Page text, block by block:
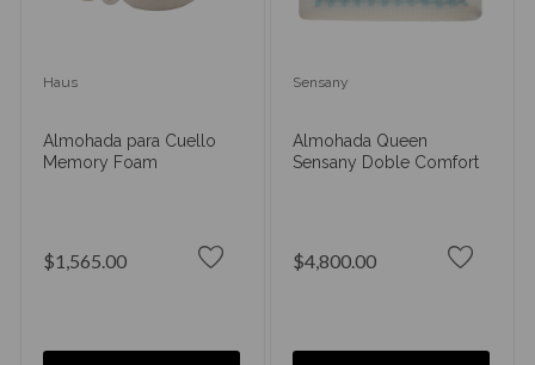
Haus
Almohada para Cuello
Memory Foam
$1,565.00
Sensany
Almohada Queen
Sensany Doble Comfort
$4,800.00